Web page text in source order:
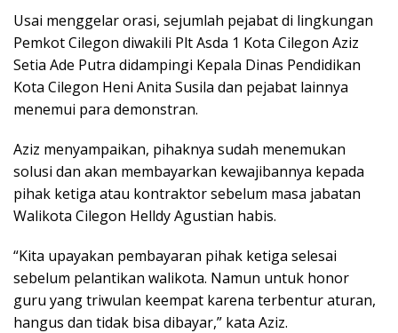
Usai menggelar orasi, sejumlah pejabat di lingkungan
Pemkot Cilegon diwakili Plt Asda 1 Kota Cilegon Aziz
Setia Ade Putra didampingi Kepala Dinas Pendidikan
Kota Cilegon Heni Anita Susila dan pejabat lainnya
menemui para demonstran.
Aziz menyampaikan, pihaknya sudah menemukan
solusi dan akan membayarkan kewajibannya kepada
pihak ketiga atau kontraktor sebelum masa jabatan
Walikota Cilegon Helldy Agustian habis.
“Kita upayakan pembayaran pihak ketiga selesai
sebelum pelantikan walikota. Namun untuk honor
guru yang triwulan keempat karena terbentur aturan,
hangus dan tidak bisa dibayar,” kata Aziz.